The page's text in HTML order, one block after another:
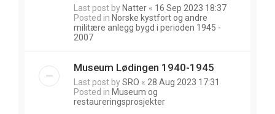
Last post by Natter « 16 Sep 2023 18:37
Posted in Norske kystfort og andre
militære anlegg bygd i perioden 1945 -
2007
Museum Lødingen 1940-1945
Last post bySRO « 28 Aug 2023 17:31
Posted in Museum og
restaureringsprosjekter